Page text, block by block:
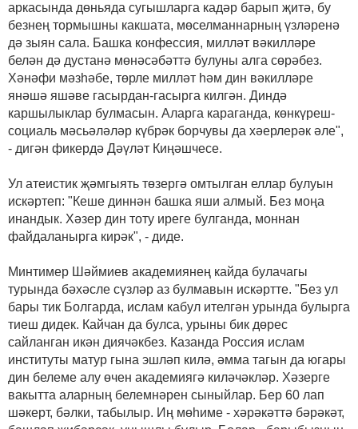
аркасында дөньяда сугышларга кадәр барып җитә, бу
безнең тормышны какшата, мөселманнарның үзләренә
дә зыян сала. Башка конфессия, милләт вәкилләре
белән дә дустанә мөнәсәбәттә булуны алга сөрәбез.
Хәнәфи мәзһәбе, төрле милләт һәм дин вәкилләре
янәшә яшәве гасырдан-гасырга килгән. Диндә
каршылыклар булмасын. Аларга караганда, көнкүреш-
социаль мәсьәләләр күбрәк борчувы да хәерлерәк әле",
- дигән фикердә Дәүләт Киңәшчесе.
Ул атеистик җәмгыять төзергә омтылган еллар булуын
искәртеп: "Кеше диннән башка яши алмый. Без моңа
инандык. Хәзер дин тоту иреге булганда, моннан
файдаланырга кирәк", - диде.
Минтимер Шәймиев академиянең кайда булачагы
турында бәхәсле сүзләр аз булмавын искәртте. "Без ул
бары тик Болгарда, ислам кабул ителгән урында булырга
тиеш дидек. Кайчан да булса, урыны бик дөрес
сайланган икән диячәкбез. Казанда Россия ислам
институты матур гына эшләп килә, әмма тагын да югары
дин белеме алу өчен академиягә киләчәкләр. Хәзерге
вакытта аларның белемнәрен сыныйлар. Бер 60 лап
шәкерт, бәлки, табылыр. Иң мөһиме - хәрәкәттә бәрәкәт,